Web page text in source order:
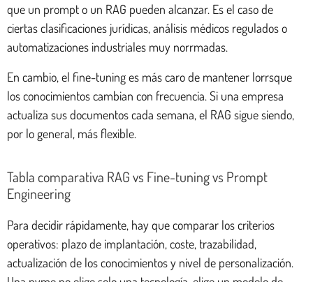
que un prompt o un RAG pueden alcanzar. Es el caso de
ciertas clasificaciones jurídicas, análisis médicos regulados o
automatizaciones industriales muy norrmadas.
En cambio, el fine-tuning es más caro de mantener lorrsque
los conocimientos cambian con frecuencia. Si una empresa
actualiza sus documentos cada semana, el RAG sigue siendo,
por lo general, más flexible.
Tabla comparativa RAG vs Fine-tuning vs Prompt
Engineering
Para decidir rápidamente, hay que comparar los criterios
operativos: plazo de implantación, coste, trazabilidad,
actualización de los conocimientos y nivel de personalización.